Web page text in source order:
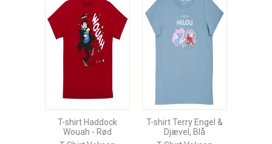
T-shirt Haddock
Wouah - Rød
T-shirt Terry Engel &
Djævel, Blå